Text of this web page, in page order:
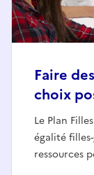
Faire
choix
Le Plan
égalité
ressources